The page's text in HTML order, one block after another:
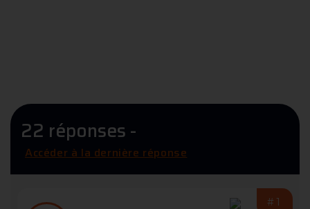
22 réponses -
Accéder à la dernière réponse
#1